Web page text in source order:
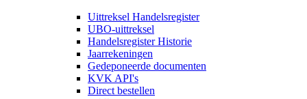
Uittreksel Handelsregister
UBO-uittreksel
Handelsregister Historie
Jaarrekeningen
Gedeponeerde documenten
KVK API's
Direct bestellen